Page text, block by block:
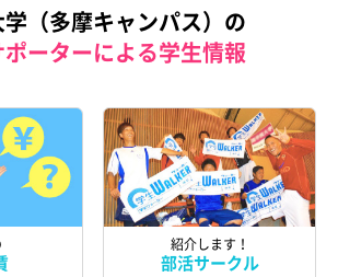
（多摩キャンパス）の
ーターによる学生情報
紹介します！
部活サークル